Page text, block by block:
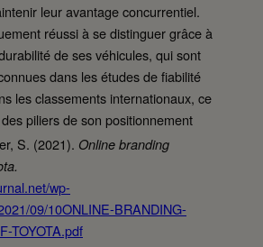
leur avantage concurrentiel.
réussi à se distinguer grâce à
de ses véhicules, qui sont
dans les études de fiabilité
les classements internationaux, ce
piliers de son positionnement
S. (2021). Online branding
wp-
09/10ONLINE-BRANDING-
TOYOTA.pdf